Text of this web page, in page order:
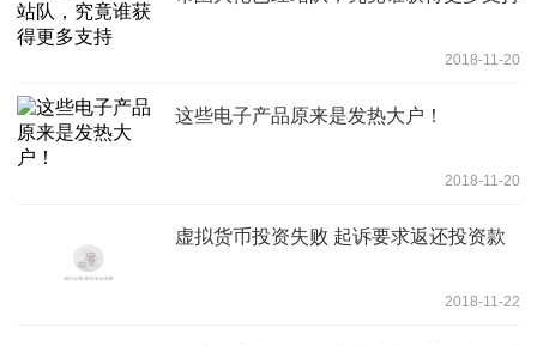
2018-11-20
这些电子产品原来是发热大户！
2018-11-20
虚拟货币投资失败 起诉要求返还投资款
2018-11-22